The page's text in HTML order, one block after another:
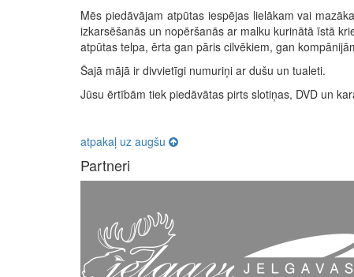
Mēs piedāvājam atpūtas iespējas lielākam vai
izkarsēšanās un nopēršanās ar malku kurinātā īstā
atpūtas telpa, ērta gan pāris cilvēkiem, gan
Šajā mājā ir divvietīgi numuriņi ar dušu un tualeti.
Jūsu ērtībām tiek piedāvātas pirts slotiņas, DVD un
atpakaļ uz augšu
Partneri